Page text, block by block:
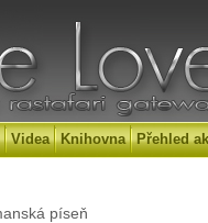
Videa Knihovna Přehled
píseň